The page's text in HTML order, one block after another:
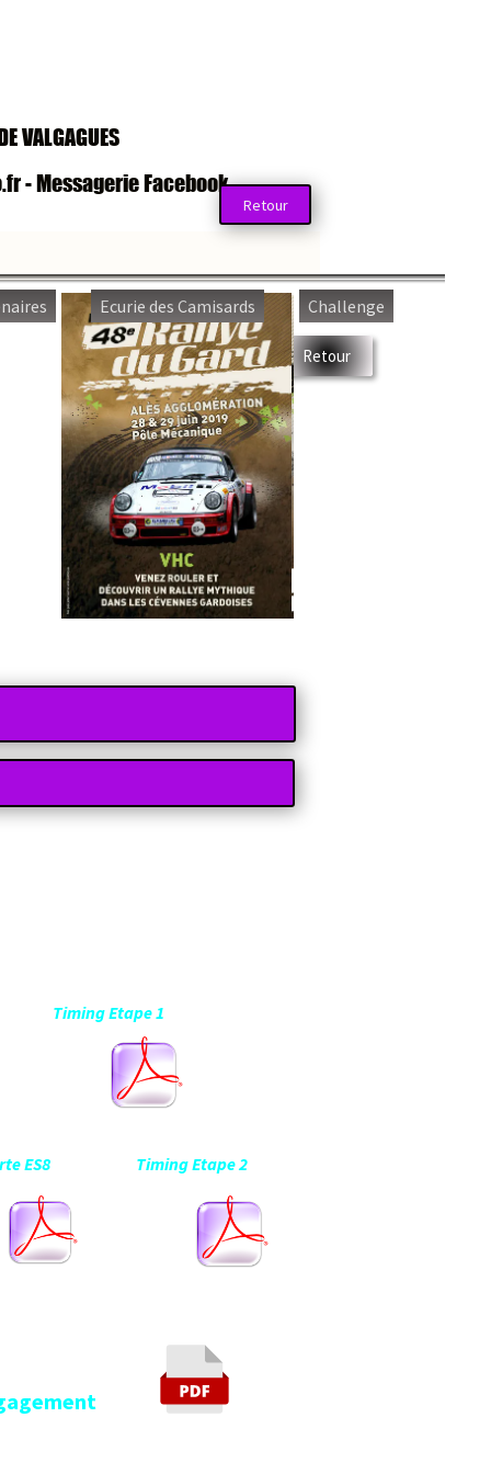
Ecurie des Camisards Challenge
Retour
Facebook
Retour
Etape 1
Timing Etape 2